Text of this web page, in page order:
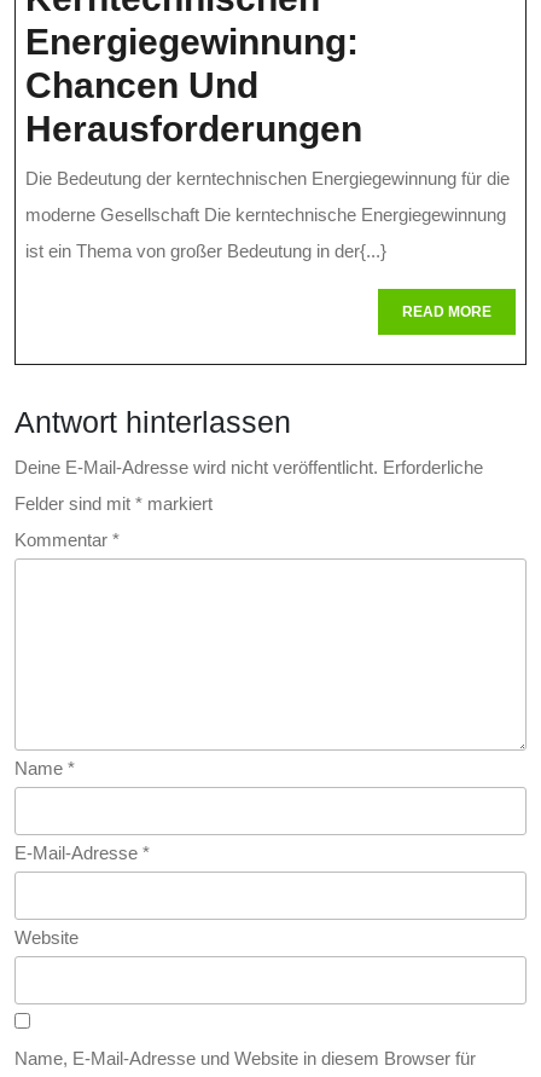
Energiegewinnung:
Chancen Und
Herausforderungen
Zukunft
Der
Chancen
Die Bedeutung der kerntechnischen Energiegewinnung für die
moderne Gesellschaft Die kerntechnische Energiegewinnung
ist ein Thema von großer Bedeutung in der{...}
READ MOREREAD
MORE
Antwort hinterlassen
Deine E-Mail-Adresse wird nicht veröffentlicht. Erforderliche
Felder sind mit * markiert
Kommentar *
Name *
E-Mail-Adresse *
Website
Name, E-Mail-Adresse und Website in diesem Browser für